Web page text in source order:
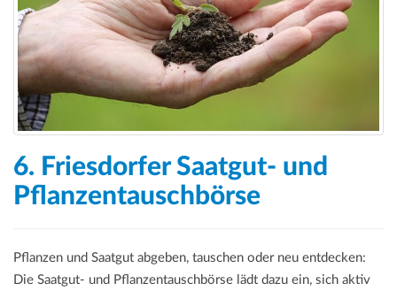
6. Friesdorfer Saatgut- und
Pflanzentauschbörse
Pflanzen und Saatgut abgeben, tauschen oder neu entdecken:
Die Saatgut- und Pflanzentauschbörse lädt dazu ein, sich aktiv